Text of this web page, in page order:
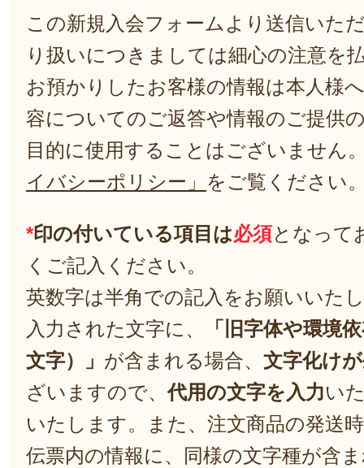
この新規入会フォームより送信いた
り扱いにつきましては細心の注意を
お預かりしたお客様の情報は本人様
容についてのご返答や情報のご提供
目的に使用することはございません
イバシーポリシー」 をご覧ください
*印の付いている項目は必須となって
くご記入ください。
英数字は半角での記入をお願いいた
入力された文字に、
「旧字体や環境
文字）」 が含まれる場合、 文字化け
ざいますので、代用の文字を入力い
いたします。また、注文商品の発送
伝票内の情報に、同様の文字種が含